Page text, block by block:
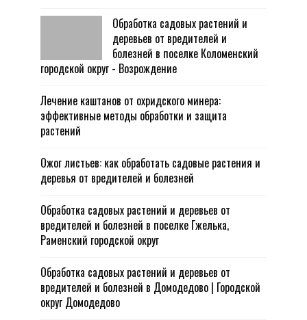
Обработка садовых растений и
деревьев от вредителей и
болезней в поселке Коломенский
городской округ - Возрождение
Лечение каштанов от охридского минера:
эффективные методы обработки и защита
растений
Ожог листьев: как обработать садовые растения и
деревья от вредителей и болезней
Обработка садовых растений и деревьев от
вредителей и болезней в поселке Гжелька,
Раменский городской округ
Обработка садовых растений и деревьев от
вредителей и болезней в Домодедово | Городской
округ Домодедово